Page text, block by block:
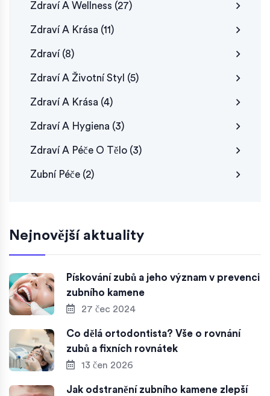
Zdraví A Wellness (27)
Zdraví A Krása (11)
Zdraví (8)
Zdraví A Životní Styl (5)
Zdraví A Krása (4)
Zdraví A Hygiena (3)
Zdraví A Péče O Tělo (3)
Zubní Péče (2)
Nejnovější aktuality
Pískování zubů a jeho význam v prevenci
zubního kamene
27 čec 2024
Co dělá ortodontista? Vše o rovnání
zubů a fixních rovnátek
13 čen 2026
Jak odstranění zubního kamene zlepší